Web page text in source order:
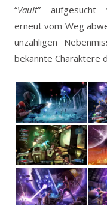
“Vault” aufgesucht
erneut vom Weg
unzähligen
bekannte Charaktere